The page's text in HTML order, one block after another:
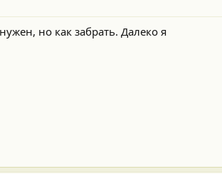
но как забрать. Далеко я